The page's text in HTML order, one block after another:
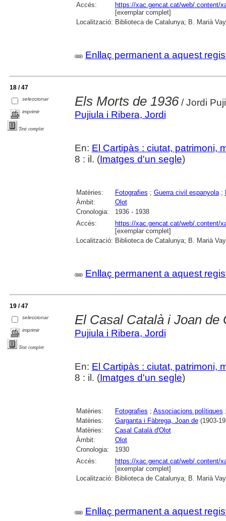
Accés:
https://xac.gencat.cat/web/.content/
[exemplar complet]
Localització: Biblioteca de Catalunya; B. Marià
Enllaç permanent a aquest
18 / 47
seleccionar
imprimir
Text complet
Els Morts de 1936/ Jordi
Pujiula i Ribera, Jordi
En: El Cartipàs : ciutat, patrimoni,
8 : il. (Imatges d'un segle)
Matèries: Fotografies ; Guerra civil espanyola;
Àmbit:
Olot
Cronologia:
1936 - 1938
Accés:
https://xac.gencat.cat/web/.content/
[exemplar complet]
Localització: Biblioteca de Catalunya; B. Marià
Enllaç permanent a aquest
19 / 47
seleccionar
imprimir
Text complet
El Casal Català i Joan de
Pujiula i Ribera, Jordi
En: El Cartipàs : ciutat, patrimoni,
8 : il. (Imatges d'un segle)
Matèries: Fotografies ; Associacions polítiques
Matèries:
Garganta i Fàbrega, Joan de(1903-
Matèries:
Casal Català d'Olot
Àmbit:
Olot
Cronologia:
1930
Accés:
https://xac.gencat.cat/web/.content/
[exemplar complet]
Localització: Biblioteca de Catalunya; B. Marià
Enllaç permanent a aquest